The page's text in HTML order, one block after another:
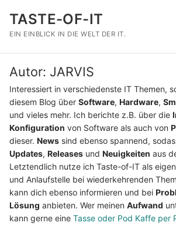
Inhalt
springen
TASTE-OF-IT
EIN EINBLICK IN DIE WELT DER IT.
Autor: JARVIS
Interessiert in verschiedenste IT Themen,
diesem Blog über Software, Hardware,
und vieles mehr. Ich berichte z.B. über die
Konfiguration von Software als auch von
dieser. News sind ebenso spannend,
Updates, Releases und Neuigkeiten aus
Letztendlich nutze ich Taste-of-IT als
und Anlaufstelle bei wiederkehrenden
kann dich ebenso informieren und bei
Lösung anbieten. Wer meinen Aufwand
kann gerne eine Tasse oder Pod Kaffe per